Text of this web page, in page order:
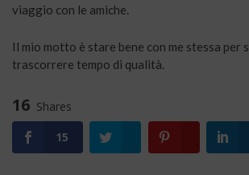
viaggio con le amiche.
Il mio motto è stare bene con me stessa per
trascorrere tempo di qualità.
16 Shares
15